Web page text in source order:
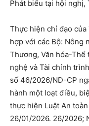
Phát biểu tại hội
Thực hiện chỉ đạo
hợp với các Bộ: Nông
Thương, Văn hóa-Thể
nghệ và Tài chính
số 46/2026/ND-CP
hành một loạt điều,
thực hiện Luật An
26/01/2026. 26/2026;